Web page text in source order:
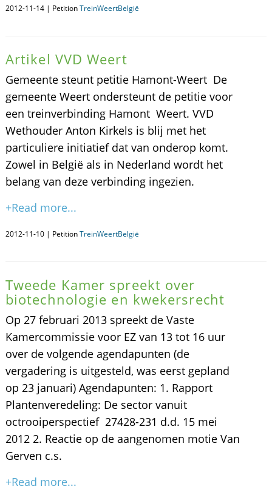
2012-11-14 | PetitionTreinWeertBelgië
Artikel VVD Weert
Gemeente steunt petitie Hamont-Weert De
gemeente Weert ondersteunt de petitie voor
een treinverbinding Hamont  Weert. VVD
Wethouder Anton Kirkels is blij met het
particuliere initiatief dat van onderop komt.
Zowel in België als in Nederland wordt het
belang van deze verbinding ingezien.
+Read more...
2012-11-10 | PetitionTreinWeertBelgië
Tweede Kamer spreekt over
biotechnologie en kwekersrecht
Op 27 februari 2013 spreekt de Vaste
Kamercommissie voor EZ van 13 tot 16 uur
over de volgende agendapunten (de
vergadering is uitgesteld, was eerst gepland
op 23 januari) Agendapunten: 1. Rapport
Plantenveredeling: De sector vanuit
octrooiperspectief 27428-231 d.d. 15 mei
2012 2. Reactie op de aangenomen motie Van
Gerven c.s.
+Read more...